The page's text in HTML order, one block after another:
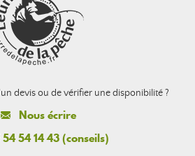
devis ou de vérifier une disponibilité ?
Nous écrire
54 14 43 (conseils)